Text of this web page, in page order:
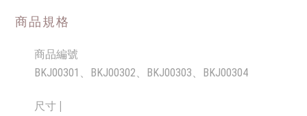
商品規格
商品編號
BKJ00301、BKJ00302、BKJ00303、BKJ00304
尺寸 |